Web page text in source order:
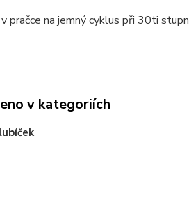
pračce na jemný cyklus při 30ti
v kategoriích